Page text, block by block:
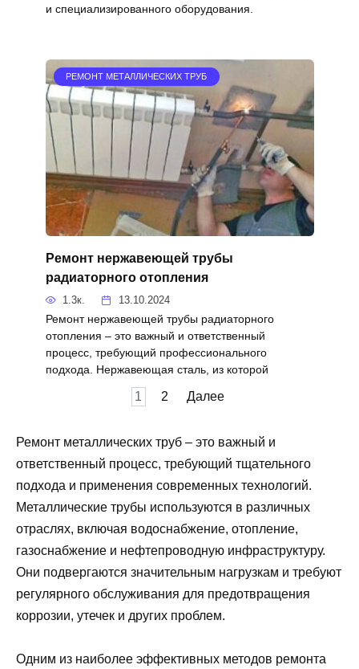
и специализированного оборудования.
РЕМОНТ МЕТАЛЛИЧЕСКИХ ТРУБ
Ремонт нержавеющей трубы
радиаторного отопления
1.3к. 13.10.2024
Ремонт нержавеющей трубы радиаторного
отопления – это важный и ответственный
процесс, требующий профессионального
подхода. Нержавеющая сталь, из которой
1 2 Далее
Ремонт металлических труб – это важный и
ответственный процесс, требующий тщательного
подхода и применения современных технологий.
Металлические трубы используются в различных
отраслях, включая водоснабжение, отопление,
газоснабжение и нефтепроводную инфраструктуру.
Они подвергаются значительным нагрузкам и требуют
регулярного обслуживания для предотвращения
коррозии, утечек и других проблем.
Одним из наиболее эффективных методов ремонта